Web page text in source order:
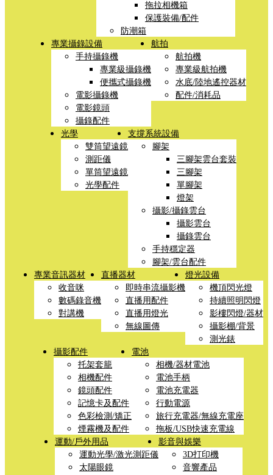
拖拉相機箱
保護裝備/配件
防潮箱
專業攝錄設備
手持攝錄機
專業級攝錄機
便攜式攝錄機
電影攝錄機
電影鏡頭
攝錄配件
航拍
航拍機
專業級航拍機
水底/陸地遙控器材
配件/消耗品
光學
雙筒望遠鏡
測距儀
單筒望遠鏡
光學配件
支撐系統設備
腳架
三腳架雲台套裝
三腳架
單腳架
燈架
攝影/攝錄雲台
攝影雲台
攝錄雲台
手持穩定器
腳架/雲台配件
專業音訊器材
收音咪
數碼錄音機
對講機
直播器材
即時串流攝影機
直播用配件
直播用燈光
無線圖傳
燈光設備
機頂閃光燈
持續照明閃燈
影樓閃燈/器材
攝影棚/背景
測光錶
攝影配件
托架套籠
相機配件
鏡頭配件
記憶卡及配件
色彩檢測/矯正
煙霧機及配件
電池
相機/器材電池
電池手柄
電池充電器
行動電源
旅行充電器/無線充電座
拖板/USB快速充電線
運動/戶外用品
運動光學/激光測距儀
太陽眼鏡
影音與娛樂
3D打印機
音響產品